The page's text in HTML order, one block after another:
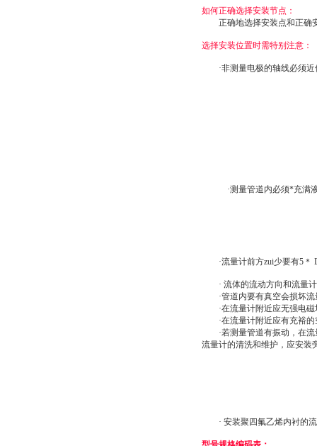
如何正确选择安装节点：
正确地选择安装点和正确安
选择安装位置时需特别注意：
·非测量电极的轴线必须近
·测量管道内必须*充满
·流量计前方zui少要有5＊
· 流体的流动方向和流量计
·管道内要有真空会损坏流
·在流量计附近应无强电磁
·在流量计附近应有充裕的
·若测量管道有振动，在流
流量计的清洗和维护，应安装
· 安装聚四氟乙烯内衬的流